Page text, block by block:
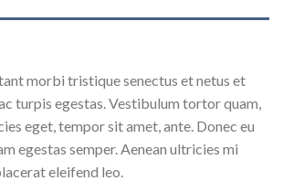
morbi tristique senectus et netus et
turpis egestas. Vestibulum tortor quam,
eget, tempor sit amet, ante. Donec eu
egestas semper. Aenean ultricies mi
eleifend leo.